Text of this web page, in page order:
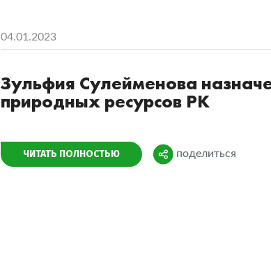
04.01.2023
Зульфия Сулейменова
природных ресурсов РК
ЧИТАТЬ ПОЛНОСТЬЮ Поделиться
поделиться